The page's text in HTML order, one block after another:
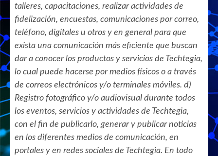
talleres, capacitaciones, realizar actividades de
fidelización, encuestas, comunicaciones por correo,
teléfono, digitales u otros y en general para que
exista una comunicación más eficiente que buscan
dar a conocer los productos y servicios de Techtegia,
lo cual puede hacerse por medios físicos o a través
de correos electrónicos y/o terminales móviles. d)
Registro fotográfico y/o audiovisual durante todos
los eventos, servicios y actividades de Techtegia,
con el fin de publicarlo, generar y publicar noticias
en los diferentes medios de comunicación, en
portales y en redes sociales de Techtegia. En todo